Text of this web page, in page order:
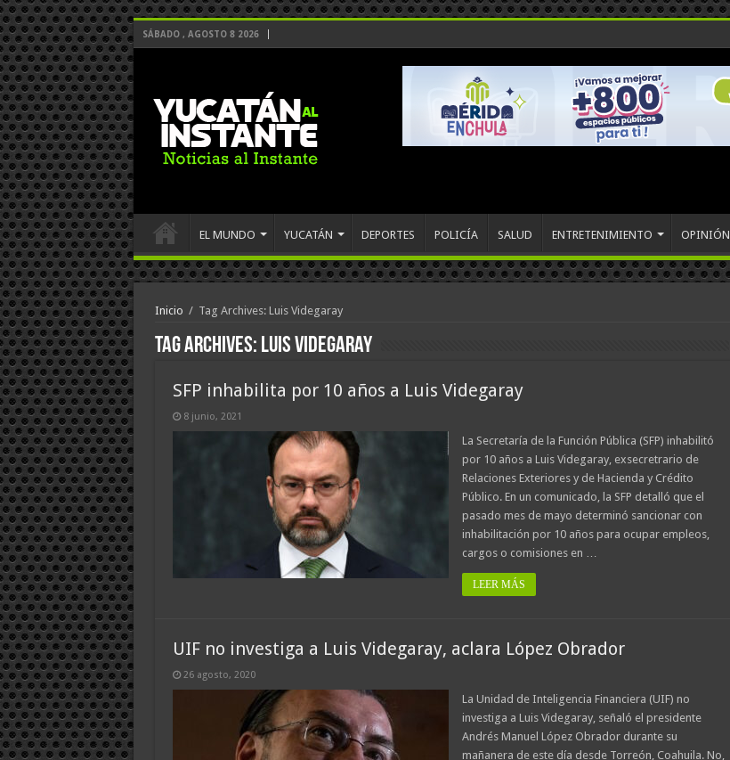
SÁBADO , AGOSTO 8 2026
EL MUNDO YUCATÁN DEPORTES POLICÍA SALUD ENTRETENIMIENTO OPINIÓN
Inicio / Tag Archives: Luis Videgaray
Tag Archives: Luis Videgaray
SFP inhabilita por 10 años a Luis Videgaray
8 junio, 2021
La Secretaría de la Función Pública (SFP) inhabilitó
por 10 años a Luis Videgaray, exsecretrario de
Relaciones Exteriores y de Hacienda y Crédito
Público. En un comunicado, la SFP detalló que el
pasado mes de mayo determinó sancionar con
inhabilitación por 10 años para ocupar empleos,
cargos o comisiones en …
LEER MÁS
UIF no investiga a Luis Videgaray, aclara López Obrador
26 agosto, 2020
La Unidad de Inteligencia Financiera (UIF) no
investiga a Luis Videgaray, señaló el presidente
Andrés Manuel López Obrador durante su
mañanera de este día desde Torreón, Coahuila. No,